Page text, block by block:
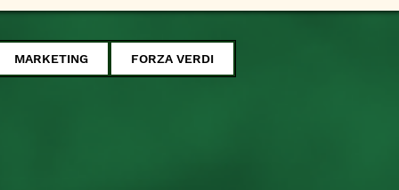
MARKETING FORZA VERDI